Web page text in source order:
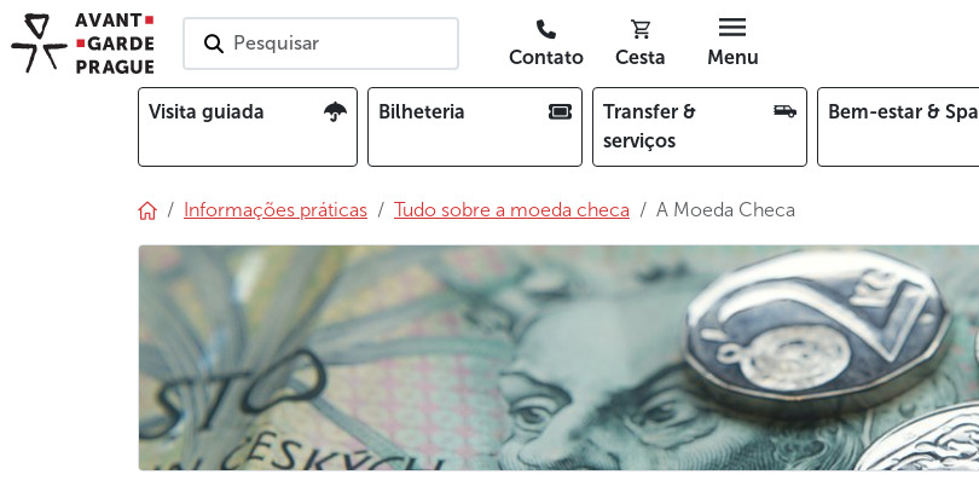
Pesquisar
Contato Cesta Menu
Visita guiada Bilheteria
Transfer &
serviços
Bem-estar & Spa
Informações práticas Tudo sobre a moeda checa A Moeda Checa